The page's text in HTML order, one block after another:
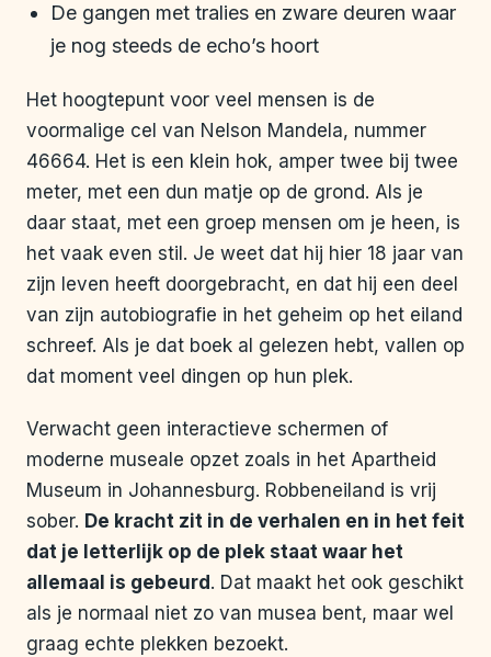
De gangen met tralies en zware deuren waar
je nog steeds de echo’s hoort
Het hoogtepunt voor veel mensen is de
voormalige cel van Nelson Mandela, nummer
46664. Het is een klein hok, amper twee bij twee
meter, met een dun matje op de grond. Als je
daar staat, met een groep mensen om je heen, is
het vaak even stil. Je weet dat hij hier 18 jaar van
zijn leven heeft doorgebracht, en dat hij een deel
van zijn autobiografie in het geheim op het eiland
schreef. Als je dat boek al gelezen hebt, vallen op
dat moment veel dingen op hun plek.
Verwacht geen interactieve schermen of
moderne museale opzet zoals in het Apartheid
Museum in Johannesburg. Robbeneiland is vrij
sober. De kracht zit in de verhalen en in het feit
dat je letterlijk op de plek staat waar het
allemaal is gebeurd . Dat maakt het ook geschikt
als je normaal niet zo van musea bent, maar wel
graag echte plekken bezoekt.